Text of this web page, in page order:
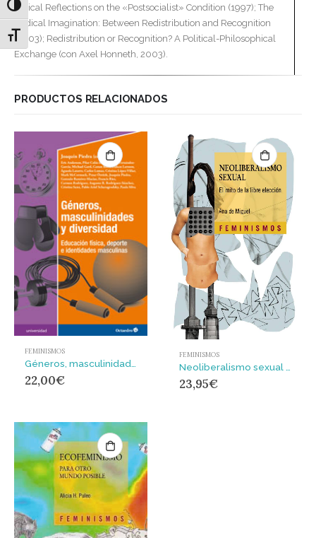
Alternar alto contraste
Alternar tamaño de letra
Critical Reflections on the «Postsocialist» Condition (1997); The
Radical Imagination: Between Redistribution and Recognition
(2003); Redistribution or Recognition? A Political-Philosophical
Exchange (con Axel Honneth, 2003).
PRODUCTOS RELACIONADOS
FEMINISMOS
Géneros, masculinidades y diversidad : Educación física, deporte e identidades masculinas
22,00€
FEMINISMOS
Neoliberalismo sexual : El mito de la libre elección
23,95€